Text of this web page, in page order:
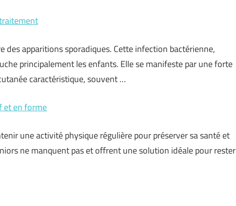
des apparitions sporadiques. Cette infection bactérienne,
principalement les enfants. Elle se manifeste par une forte
caractéristique, souvent …
et en forme
une activité physique régulière pour préserver sa santé et
ne manquent pas et offrent une solution idéale pour rester